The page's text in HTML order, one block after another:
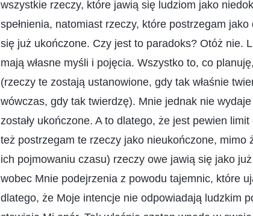
wszystkie rzeczy, które jawią się ludziom jako
spełnienia, natomiast rzeczy, które postrzegam
się już ukończone. Czy jest to paradoks? Otóż nie.
mają własne myśli i pojęcia. Wszystko to, co
(rzeczy te zostają ustanowione, gdy tak właśnie
wówczas, gdy tak twierdzę). Mnie jednak nie
zostały ukończone. A to dlatego, że jest pewien
też postrzegam te rzeczy jako nieukończone,
ich pojmowaniu czasu) rzeczy owe jawią się jako
wobec Mnie podejrzenia z powodu tajemnic, które
dlatego, że Moje intencje nie odpowiadają ludzkim